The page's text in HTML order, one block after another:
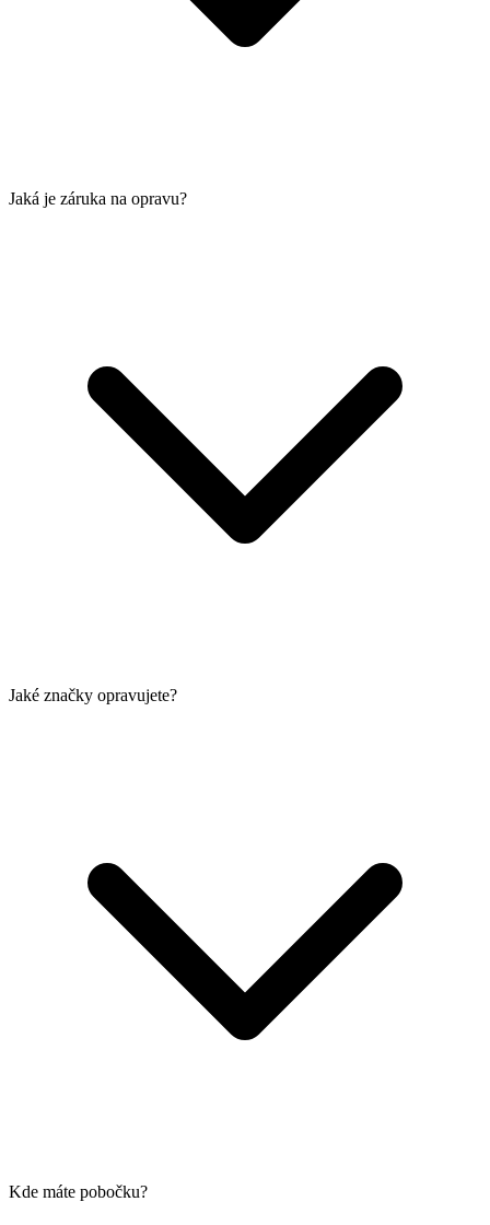
Jaká je záruka na opravu?
Jaké značky opravujete?
Kde máte pobočku?